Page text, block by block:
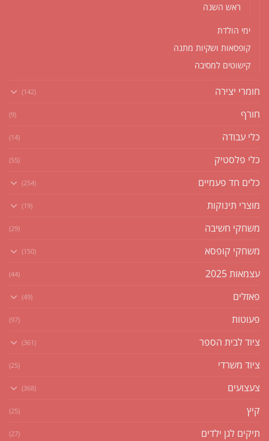
ראש השנה
ימי הולדת
קופסאות ושקיות מתנה
קישוטים למסיבה
חומרי יצירה (142)
חורף (9)
כלי עבודה (14)
כלי פלסטיק (55)
כלים חד פעמיים (254)
מוצרי תינוקות (19)
משחקי חשיבה (29)
משחקי קופסא (150)
עצמאות 2025 (44)
פאזלים (49)
פעוטות (97)
ציוד לבית הספר (361)
ציוד משרדי (25)
צעצועים (368)
קיץ (25)
תיקים לגן ילדים (27)